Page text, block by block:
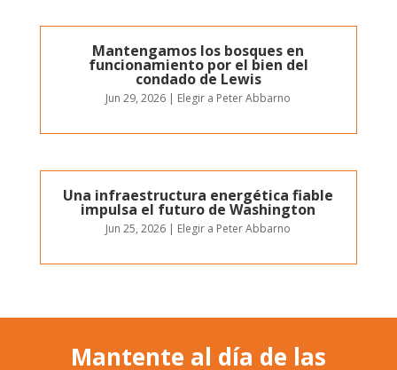
Mantengamos los bosques en
funcionamiento por el bien del
condado de Lewis
Jun 29, 2026 | Elegir a Peter Abbarno
Una infraestructura energética fiable
impulsa el futuro de Washington
Jun 25, 2026 | Elegir a Peter Abbarno
Mantente al día de las